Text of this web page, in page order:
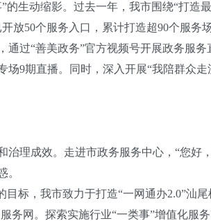
动缩影。过去一年，我市围绕“打造
放50个服务入口，累计打造超90个服务场
“善美政务”官方视频号开展政务服务
9期直播。同时，深入开展“我陪群众
成效。走进市政务服务中心，“您好
。
，我市致力于打造“一网通办2.0”汕尾
务网。探索实施行业“一类事”增值化服